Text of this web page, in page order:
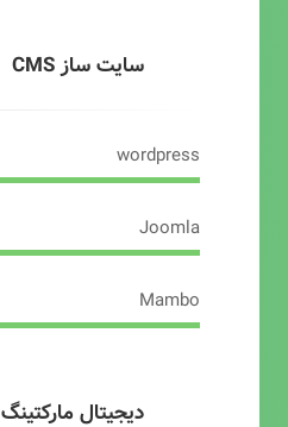
سایت ساز CMS
wordpress
Joomla
Mambo
دیجیتال مارکتینگ